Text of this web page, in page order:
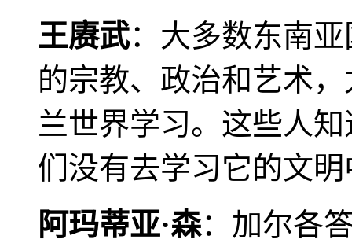
王赓武：大多数东南
的宗教、政治和艺术
兰世界学习。这些人
们没有去学习它的文
阿玛蒂亚·森：加尔各